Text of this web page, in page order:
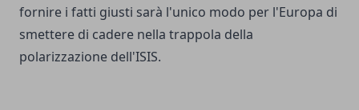
fornire i fatti giusti sarà l'unico modo per l'Europa di
smettere di cadere nella trappola della
polarizzazione dell'ISIS.